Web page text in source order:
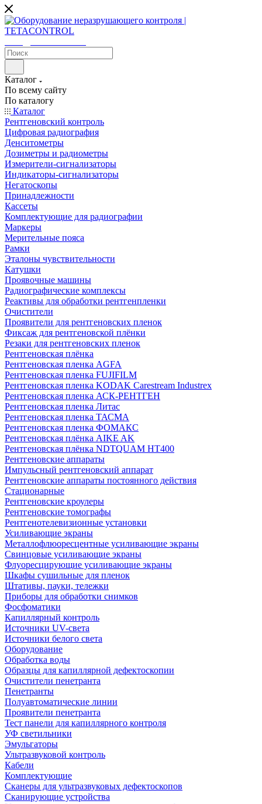
Каталог
По всему сайту
По каталогу
Каталог
Рентгеновский контроль
Цифровая радиография
Денситометры
Дозиметры и радиометры
Измерители-сигнализаторы
Индикаторы-сигнализаторы
Негатоскопы
Принадлежности
Кассеты
Комплектующие для радиографии
Маркеры
Мерительные пояса
Рамки
Эталоны чувствительности
Катушки
Проявочные машины
Радиографические комплексы
Реактивы для обработки рентгенпленки
Очистители
Проявители для рентгеновских пленок
Фиксаж для рентгеновской плёнки
Резаки для рентгеновских пленок
Рентгеновская плёнка
Рентгеновская пленка AGFA
Рентгеновская пленка FUJIFILM
Рентгеновская пленка KODAK Carestream Industrex
Рентгеновская пленка АСК-РЕНТГЕН
Рентгеновская пленка Литас
Рентгеновская пленка ТАСМА
Рентгеновская пленка ФОМАКС
Рентгеновская плёнка AIKE AK
Рентгеновская плёнка NDTQUAM HT400
Рентгеновские аппараты
Импульсный рентгеновский аппарат
Рентгеновские аппараты постоянного действия
Стационарные
Рентгеновские кроулеры
Рентгеновские томографы
Рентгенотелевизионные установки
Усиливающие экраны
Металлофлюоресцентные усиливающие экраны
Свинцовые усиливающие экраны
Флуоресцирующие усиливающие экраны
Шкафы сушильные для пленок
Штативы, пауки, тележки
Приборы для обработки снимков
Фосфоматики
Капиллярный контроль
Источники UV-света
Источники белого света
Оборудование
Обработка воды
Образцы для капиллярной дефектоскопии
Очистители пенетранта
Пенетранты
Полуавтоматические линии
Проявители пенетранта
Тест панели для капиллярного контроля
УФ светильники
Эмульгаторы
Ультразвуковой контроль
Кабели
Комплектующие
Сканеры для ультразвуковых дефектоскопов
Сканирующие устройства